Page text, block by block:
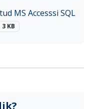
MS Accesssi SQL
3 KB